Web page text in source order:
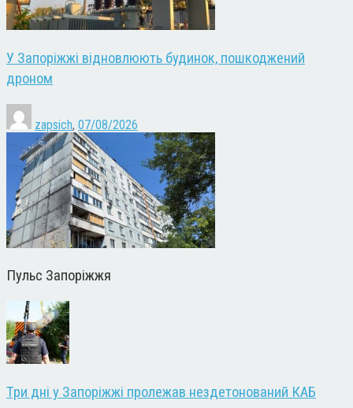
У Запоріжжі відновлюють будинок, пошкоджений
дроном
zapsich, 07/08/2026
Пульс Запоріжжя
Три дні у Запоріжжі пролежав нездетонований КАБ